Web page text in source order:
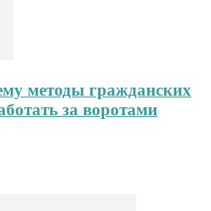
методы гражданских
за воротами